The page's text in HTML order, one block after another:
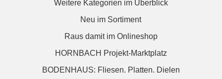
Weitere Kategorien im Überblick
Neu im Sortiment
Raus damit im Onlineshop
HORNBACH Projekt-Marktplatz
BODENHAUS: Fliesen. Platten. Dielen